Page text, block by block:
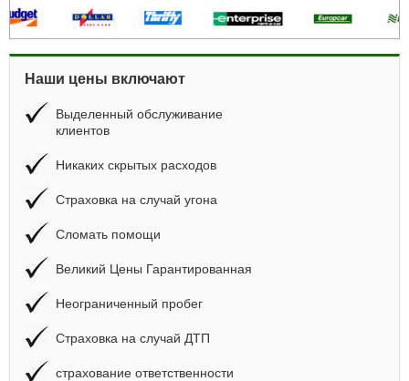
Наши цены включают
Выделенный обслуживание
клиентов
Никаких скрытых расходов
Страховка на случай угона
Сломать помощи
Великий Цены Гарантированная
Неограниченный пробег
Страховка на случай ДТП
страхование ответственности